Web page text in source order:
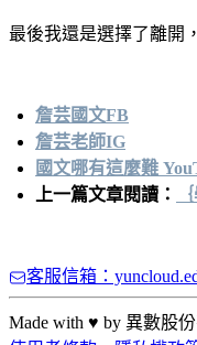
最後我還是選擇了離開
詹芸國文FB
詹芸老師IG
國文哪有這麼難
上一篇文章閱讀：
客服信箱：
Made with ♥ by 異數股